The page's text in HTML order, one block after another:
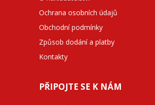
Ochrana osobních údajů
Obchodní podmínky
Způsob dodání a platby
Kontakty
PŘIPOJTE SE K NÁM